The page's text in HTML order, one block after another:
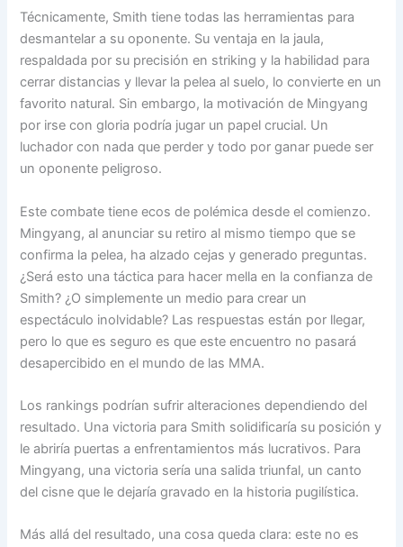
Técnicamente, Smith tiene todas las herramientas para
desmantelar a su oponente. Su ventaja en la jaula,
respaldada por su precisión en striking y la habilidad para
cerrar distancias y llevar la pelea al suelo, lo convierte en un
favorito natural. Sin embargo, la motivación de Mingyang
por irse con gloria podría jugar un papel crucial. Un
luchador con nada que perder y todo por ganar puede ser
un oponente peligroso.
Este combate tiene ecos de polémica desde el comienzo.
Mingyang, al anunciar su retiro al mismo tiempo que se
confirma la pelea, ha alzado cejas y generado preguntas.
¿Será esto una táctica para hacer mella en la confianza de
Smith? ¿O simplemente un medio para crear un
espectáculo inolvidable? Las respuestas están por llegar,
pero lo que es seguro es que este encuentro no pasará
desapercibido en el mundo de las MMA.
Los rankings podrían sufrir alteraciones dependiendo del
resultado. Una victoria para Smith solidificaría su posición y
le abriría puertas a enfrentamientos más lucrativos. Para
Mingyang, una victoria sería una salida triunfal, un canto
del cisne que le dejaría gravado en la historia pugilística.
Más allá del resultado, una cosa queda clara: este no es